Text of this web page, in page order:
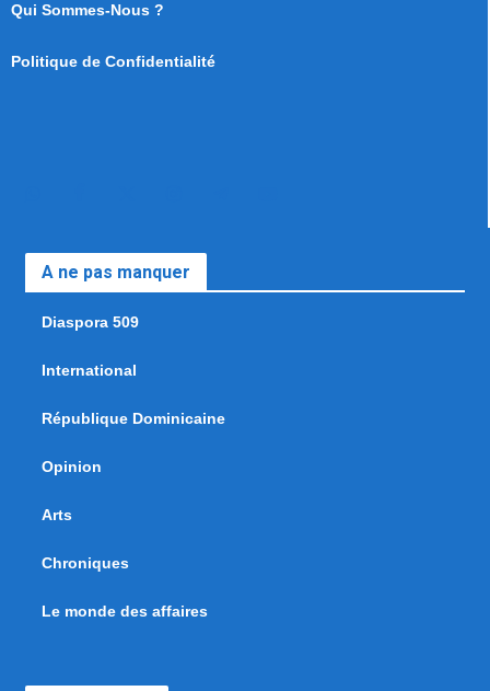
Qui Sommes-Nous ?
Politique de Confidentialité
A ne pas manquer
Diaspora 509
International
République Dominicaine
Opinion
Arts
Chroniques
Le monde des affaires